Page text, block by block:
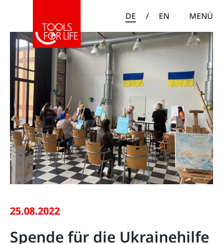
DE / EN MENÜ
25.08.2022
Spende für die Ukrainehilfe